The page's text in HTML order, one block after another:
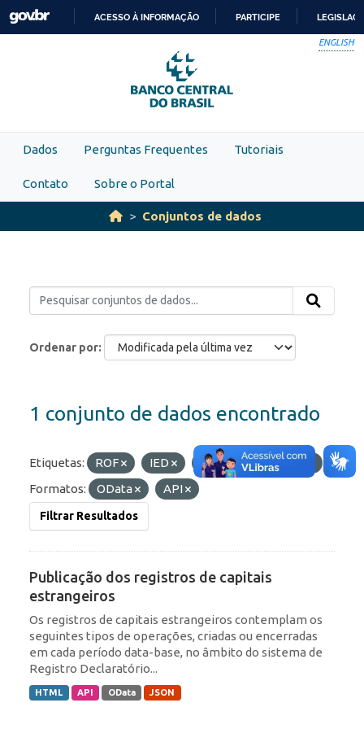
Skip to main content
PARA
O
CONTEÚDO
ACESSO À INFORMAÇÃO PARTICIPE
ENGLISH
Dados Perguntas Frequentes Tutoriais
Contato Sobre o Portal
Conjuntos de dados
Ordenar por
1 conjunto de dados encontrado
Etiquetas: ROF IED RDE
Portfólio
Formatos:
OData API
Filtrar Resultados
Publicação dos registros de capitais
estrangeiros
Os registros de capitais estrangeiros contemplam os
seguintes tipos de operações, criadas ou encerradas
em cada período data-base, no âmbito do sistema de
Registro Declaratório...
HTML API OData JSON